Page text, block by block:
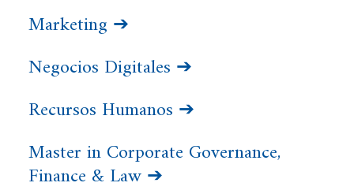
Marketing ➔
Negocios Digitales ➔
Recursos Humanos ➔
Master in Corporate Governance,
Finance & Law ➔